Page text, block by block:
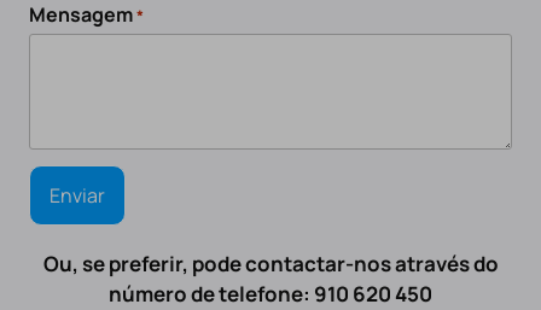
Mensagem*
Ou, se preferir, pode contactar-nos através do
número de telefone: 910 620 450